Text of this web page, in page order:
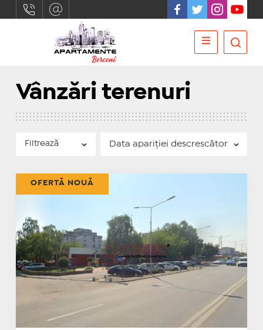
Vânzări terenuri
Filtrează
OFERTĂ NOUĂ